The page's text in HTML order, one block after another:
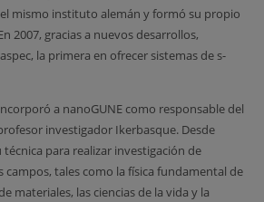
mismo instituto alemán y formó su propio
2007, gracias a nuevos desarrollos,
la primera en ofrecer sistemas de s-
a nanoGUNE como responsable del
investigador Ikerbasque. Desde
para realizar investigación de
campos, tales como la física fundamental de
materiales, las ciencias de la vida y la